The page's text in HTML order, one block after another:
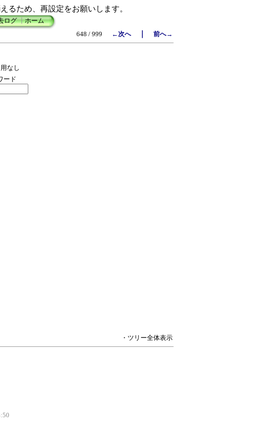
るため、再設定をお願いします。
ログ┃ホーム
648 / 999
←次へ｜ 前へ→
なし
ード
・ツリー全体表示